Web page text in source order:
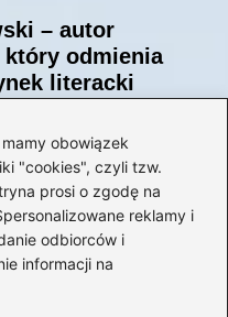
obowiązek
"cookies", czyli tzw.
prosi o zgodę na
reklamy i
odbiorców i
informacji na
– autor
który odmienia
literacki
kulisy życia
o Kubusiu